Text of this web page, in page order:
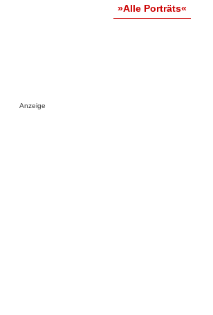
»Alle Porträts«
Anzeige